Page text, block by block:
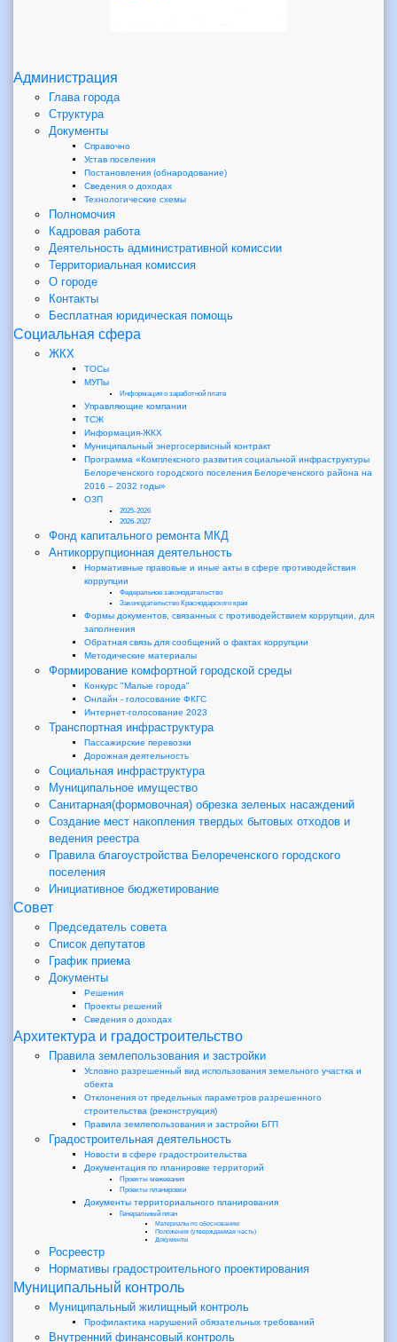
Администрация
Глава города
Структура
Документы
Справочно
Устав поселения
Постановления (обнародование)
Сведения о доходах
Технологические схемы
Полномочия
Кадровая работа
Деятельность административной комиссии
Территориальная комиссия
О городе
Контакты
Бесплатная юридическая помощь
Социальная сфера
ЖКХ
ТОСы
МУПы
Информация о заработной плате
Управляющие компании
ТСЖ
Информация-ЖКХ
Муниципальный энергосервисный контракт
Программа «Комплексного развития социальной инфраструктуры
Белореченского городского поселения Белореченского района на
2016 – 2032 годы»
ОЗП
2025-2026
2026-2027
Фонд капитального ремонта МКД
Антикоррупционная деятельность
Нормативные правовые и иные акты в сфере противодействия
коррупции
Федеральное законодательство
Законодательство Краснодарского края
Формы документов, связанных с противодействием коррупции, для
заполнения
Обратная связь для сообщений о фактах коррупции
Методические материалы
Формирование комфортной городской среды
Конкурс "Малые города"
Онлайн - голосование ФКГС
Интернет-голосование 2023
Транспортная инфраструктура
Пассажирские перевозки
Дорожная деятельность
Социальная инфраструктура
Муниципальное имущество
Санитарная(формовочная) обрезка зеленых насаждений
Создание мест накопления твердых бытовых отходов и
ведения реестра
Правила благоустройства Белореченского городского
поселения
Инициативное бюджетирование
Совет
Председатель совета
Список депутатов
График приема
Документы
Решения
Проекты решений
Сведения о доходах
Архитектура и градостроительство
Правила землепользования и застройки
Условно разрешенный вид использования земельного участка и
обекта
Отклонения от предельных параметров разрешенного
строительства (реконструкция)
Правила землепользования и застройки БГП
Градостроительная деятельность
Новости в сфере градостроительства
Документация по планировке территорий
Проекты межевания
Проекты планировки
Документы территориального планирования
Генеральный план
Материалы по обоснованию
Положения (утверждаемая часть)
Документы
Росреестр
Нормативы градостроительного проектирования
Муниципальный контроль
Муниципальный жилищный контроль
Профилактика нарушений обязательных требований
Внутренний финансовый контроль